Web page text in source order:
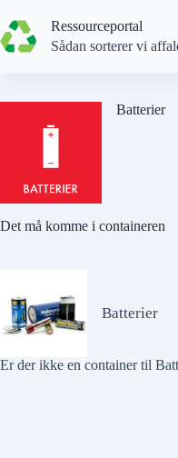
til
indhold
Ressourceportal
Sådan sorterer vi
Batterier
Det må komme i containeren
Batterier
Er derikke en container til